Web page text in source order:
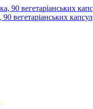
вегетаріанських капсул